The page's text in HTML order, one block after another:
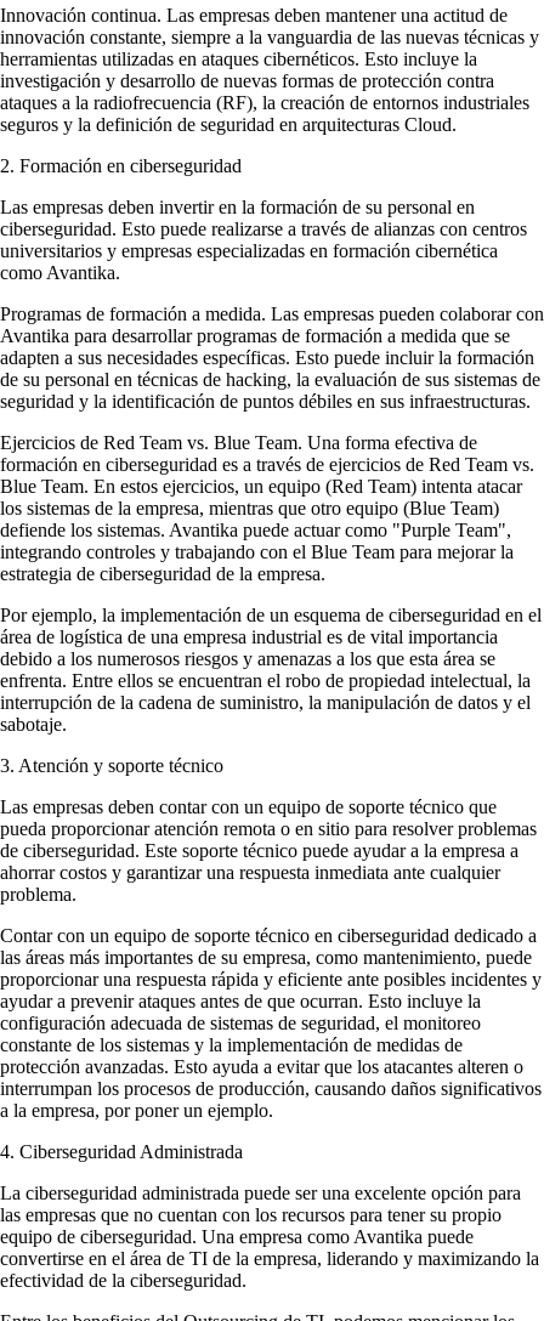
Innovación continua. Las empresas deben mantener una actitud de
innovación constante, siempre a la vanguardia de las nuevas técnicas y
herramientas utilizadas en ataques cibernéticos. Esto incluye la
investigación y desarrollo de nuevas formas de protección contra
ataques a la radiofrecuencia (RF), la creación de entornos industriales
seguros y la definición de seguridad en arquitecturas Cloud.
2. Formación en ciberseguridad
Las empresas deben invertir en la formación de su personal en
ciberseguridad. Esto puede realizarse a través de alianzas con centros
universitarios y empresas especializadas en formación cibernética
como Avantika.
Programas de formación a medida. Las empresas pueden colaborar con
Avantika para desarrollar programas de formación a medida que se
adapten a sus necesidades específicas. Esto puede incluir la formación
de su personal en técnicas de hacking, la evaluación de sus sistemas de
seguridad y la identificación de puntos débiles en sus infraestructuras.
Ejercicios de Red Team vs. Blue Team. Una forma efectiva de
formación en ciberseguridad es a través de ejercicios de Red Team vs.
Blue Team. En estos ejercicios, un equipo (Red Team) intenta atacar
los sistemas de la empresa, mientras que otro equipo (Blue Team)
defiende los sistemas. Avantika puede actuar como "Purple Team",
integrando controles y trabajando con el Blue Team para mejorar la
estrategia de ciberseguridad de la empresa.
Por ejemplo, la implementación de un esquema de ciberseguridad en el
área de logística de una empresa industrial es de vital importancia
debido a los numerosos riesgos y amenazas a los que esta área se
enfrenta. Entre ellos se encuentran el robo de propiedad intelectual, la
interrupción de la cadena de suministro, la manipulación de datos y el
sabotaje.
3. Atención y soporte técnico
Las empresas deben contar con un equipo de soporte técnico que
pueda proporcionar atención remota o en sitio para resolver problemas
de ciberseguridad. Este soporte técnico puede ayudar a la empresa a
ahorrar costos y garantizar una respuesta inmediata ante cualquier
problema.
Contar con un equipo de soporte técnico en ciberseguridad dedicado a
las áreas más importantes de su empresa, como mantenimiento, puede
proporcionar una respuesta rápida y eficiente ante posibles incidentes y
ayudar a prevenir ataques antes de que ocurran. Esto incluye la
configuración adecuada de sistemas de seguridad, el monitoreo
constante de los sistemas y la implementación de medidas de
protección avanzadas. Esto ayuda a evitar que los atacantes alteren o
interrumpan los procesos de producción, causando daños significativos
a la empresa, por poner un ejemplo.
4. Ciberseguridad Administrada
La ciberseguridad administrada puede ser una excelente opción para
las empresas que no cuentan con los recursos para tener su propio
equipo de ciberseguridad. Una empresa como Avantika puede
convertirse en el área de TI de la empresa, liderando y maximizando la
efectividad de la ciberseguridad.